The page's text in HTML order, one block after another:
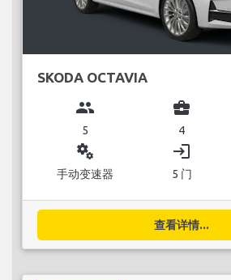
SKODA OCTAVIA
group
5
business_center
4
miscellaneous_services
手动变速器
login
5 门
查看详情...